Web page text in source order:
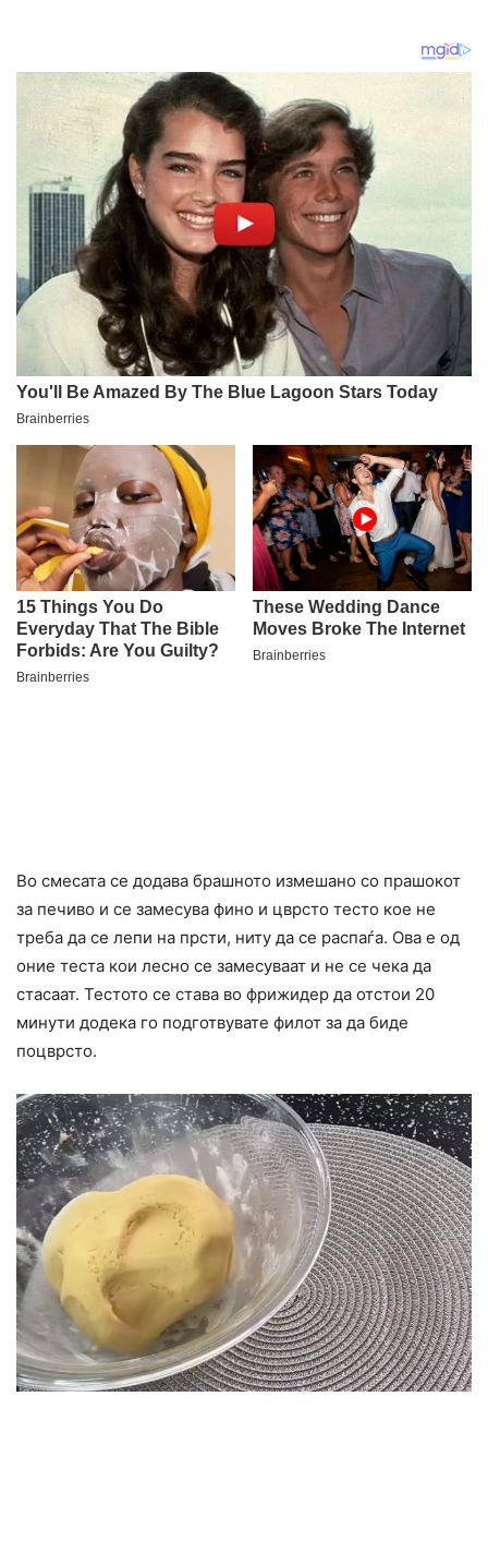
Во смесата се додава брашното измешано со прашокот
за печиво и се замесува фино и цврсто тесто кое не
треба да се лепи на прсти, ниту да се распаѓа. Ова е од
оние теста кои лесно се замесуваат и не се чека да
стасаат. Тестото се става во фрижидер да отстои 20
минути додека го подготвувате филот за да биде
поцврсто.